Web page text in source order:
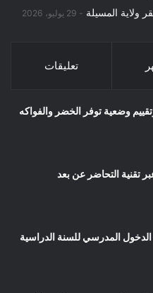
ولاية المسيلة 29 يوليو، 2026
تعليقات
وضعية توفر الخضر والفواكه
تقنية التحاضر عن بعد
الدخول المدرسي للسنة الدراسية